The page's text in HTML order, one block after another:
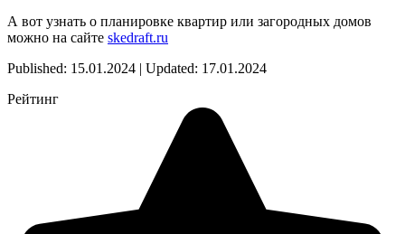
А вот узнать о планировке квартир или загородных домов
можно на сайте skedraft.ru
Published: 15.01.2024 | Updated: 17.01.2024
Рейтинг